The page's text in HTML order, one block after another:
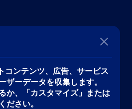
コンテンツ、広告、サービス
ーデータを収集します。
か、「カスタマイズ」または
ださい。